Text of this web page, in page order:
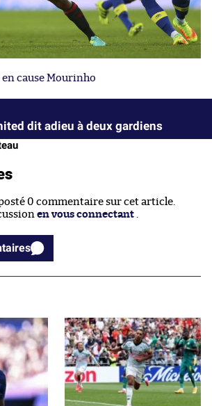
cause Mourinho
dit adieu à deux gardiens
0 commentaire sur cet article.
en vous connectant .